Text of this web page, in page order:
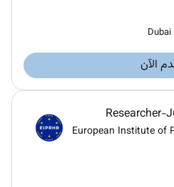
Dubai
الآن
Researcher-
European Institute of